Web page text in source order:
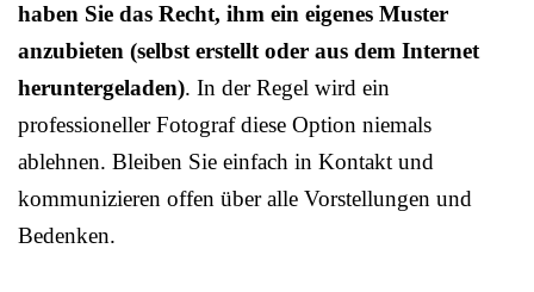
haben Sie das Recht, ihm ein eigenes Muster
anzubieten (selbst erstellt oder aus dem Internet
heruntergeladen). In der Regel wird ein
professioneller Fotograf diese Option niemals
ablehnen. Bleiben Sie einfach in Kontakt und
kommunizieren offen über alle Vorstellungen und
Bedenken.